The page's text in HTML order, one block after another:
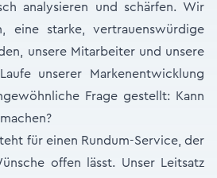
analysieren und schärfen. Wir
eine starke, vertrauenswürdige
unsere Mitarbeiter und unsere
unserer Markenentwicklung
Frage gestellt: Kann
für einen Rundum-Service, der
offen lässt. Unser Leitsatz